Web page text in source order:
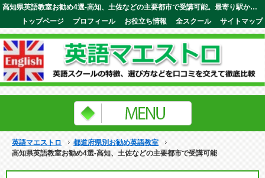
高知県英語教室お勧め4選-高知、土佐などの主要都市で受講可能。最寄り駅から近いので忙しい人でも安心して通えます。英語マエストロ
サイトマップ
全スクール
お役立ち情報
プロフィール
トップページ
英語マエストロ
都道府県別お勧め英語教室
高知県英語教室お勧め4選-高知、土佐などの主要都市で受講可能